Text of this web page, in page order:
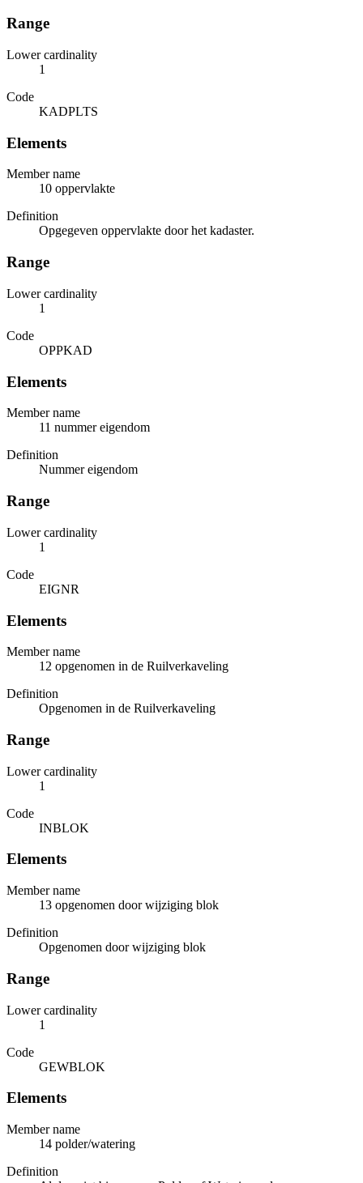
Range
Lower cardinality
1
Code
KADPLTS
Elements
Member name
10 oppervlakte
Definition
Opgegeven oppervlakte door het kadaster.
Range
Lower cardinality
1
Code
OPPKAD
Elements
Member name
11 nummer eigendom
Definition
Nummer eigendom
Range
Lower cardinality
1
Code
EIGNR
Elements
Member name
12 opgenomen in de Ruilverkaveling
Definition
Opgenomen in de Ruilverkaveling
Range
Lower cardinality
1
Code
INBLOK
Elements
Member name
13 opgenomen door wijziging blok
Definition
Opgenomen door wijziging blok
Range
Lower cardinality
1
Code
GEWBLOK
Elements
Member name
14 polder/watering
Definition